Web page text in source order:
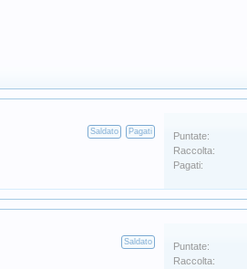
Pagati
Saldato Puntate:
Raccolta:
Pagati:
Saldato Puntate:
Raccolta: